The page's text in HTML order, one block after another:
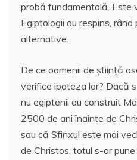
probă fundamentală. Este
Egiptologii au respins, rând
alternative.
De ce oamenii de ştiinţă
verifice ipoteza lor? Dacă
nu egiptenii au construit
2500 de ani înainte de
sau că Sfinxul este mai
de Christos, totul s-ar